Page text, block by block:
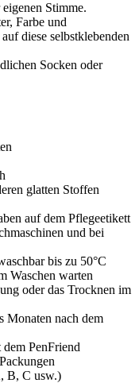
Stimme.
Farbe und
diese selbstklebenden
Socken oder
glatten Stoffen
auf dem Pflegeetikett
und bei
bis zu 50°C
Waschen warten
oder das Trocknen im
Monaten nach dem
PenFriend
B, C usw.)